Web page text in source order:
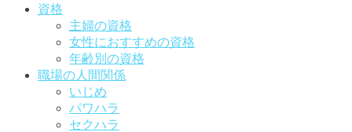
資格
主婦の資格
女性におすすめの資格
年齢別の資格
職場の人間関係
いじめ
パワハラ
セクハラ